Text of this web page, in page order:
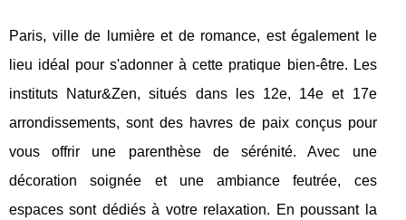
Paris, ville de lumière et de romance, est également le
lieu idéal pour s'adonner à cette pratique bien-être. Les
instituts Natur&Zen, situés dans les 12e, 14e et 17e
arrondissements, sont des havres de paix conçus pour
vous offrir une parenthèse de sérénité. Avec une
décoration soignée et une ambiance feutrée, ces
espaces sont dédiés à votre relaxation. En poussant la